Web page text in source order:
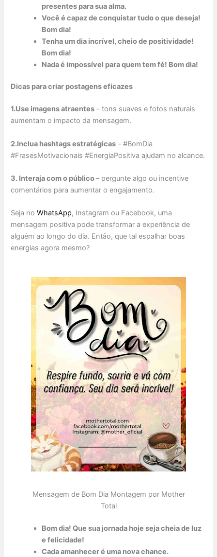
presentes para sua alma.
Você é capaz de conquistar tudo o que deseja!
Bom dia!
Tenha um dia incrível, cheio de positividade!
Bom dia!
Nada é impossível para quem tem fé! Bom dia!
Dicas para criar postagens eficazes
1.Use imagens atraentes – tons suaves e fotos naturais
aumentam o impacto da mensagem.
2.Inclua hashtags estratégicas – #BomDia
#FrasesMotivacionais #EnergiaPositiva ajudam no alcance.
3. Interaja com o público– pergunte algo ou incentive
comentários para aumentar o engajamento.
Seja noWhatsApp, Instagram ou Facebook, uma
mensagem positiva pode transformar a experiência de
alguém ao longo do dia. Então, que tal espalhar boas
energias agora mesmo?
Mensagem de Bom Dia Montagem por Mother
Total
Bom dia! Que sua jornada hoje seja cheia de luz
e felicidade!
Cada amanhecer é uma nova chance.